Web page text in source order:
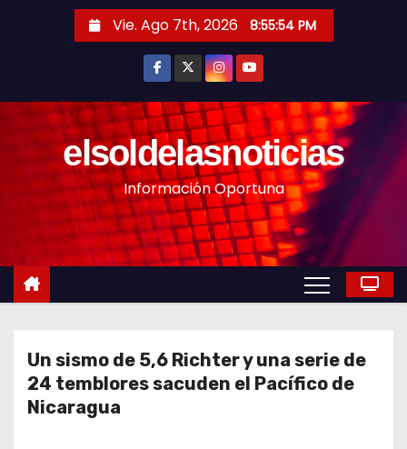
n
Vie. Ago 7th, 2026 8:55:56 PM
elsoldelasnoticias
Información Oportuna
Un sismo de 5,6 Richter y una serie de
24 temblores sacuden el Pacífico de
Nicaragua